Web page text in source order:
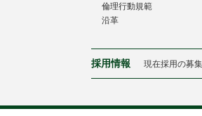
倫理行動規範
沿革
採用情報 現在採用の募